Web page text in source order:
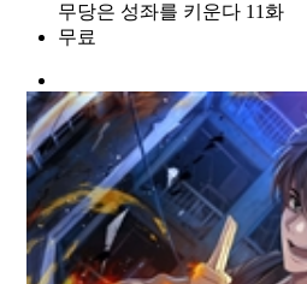
무당은 성좌를 키운다 11화
무료